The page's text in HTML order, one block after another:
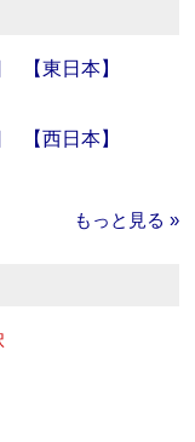
東日本】
西日本】
もっと見る »